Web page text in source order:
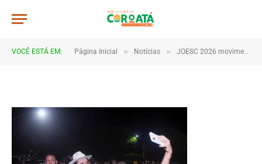
VOCÊ ESTÁ EM: Página Inicial » Notícias » JOESC 2026 movimenta escolas e reúne estudantes em grande celebração do esporte em Coroatá
JWR_7883